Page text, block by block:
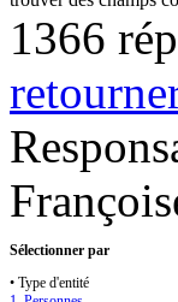
1366
Sélectionner par
• Type d'entité